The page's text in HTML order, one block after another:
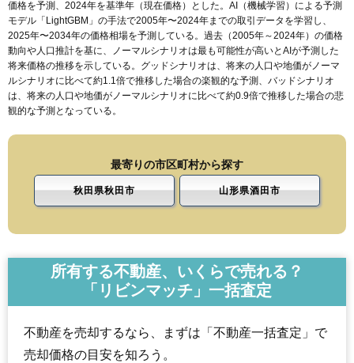
価格を予測、2024年を基準年（現在価格）とした。AI（機械学習）による予測
モデル「LightGBM」の手法で2005年〜2024年までの取引データを学習し、
2025年〜2034年の価格相場を予測している。過去（2005年～2024年）の価格
動向や人口推計を基に、ノーマルシナリオは最も可能性が高いとAIが予測した
将来価格の推移を示している。グッドシナリオは、将来の人口や地価がノーマ
ルシナリオに比べて約1.1倍で推移した場合の楽観的な予測、バッドシナリオ
は、将来の人口や地価がノーマルシナリオに比べて約0.9倍で推移した場合の悲
観的な予測となっている。
最寄りの市区町村から探す
秋田県秋田市 山形県酒田市
所有する不動産、いくらで売れる？
「リビンマッチ」一括査定
不動産を売却するなら、まずは「不動産一括査定」で
売却価格の目安を知ろう。